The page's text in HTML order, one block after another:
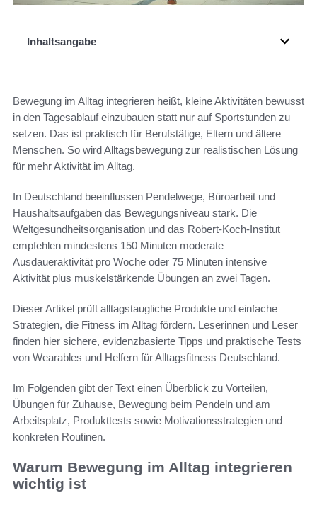
Inhaltsangabe
Bewegung im Alltag integrieren heißt, kleine Aktivitäten bewusst
in den Tagesablauf einzubauen statt nur auf Sportstunden zu
setzen. Das ist praktisch für Berufstätige, Eltern und ältere
Menschen. So wird Alltagsbewegung zur realistischen Lösung
für mehr Aktivität im Alltag.
In Deutschland beeinflussen Pendelwege, Büroarbeit und
Haushaltsaufgaben das Bewegungsniveau stark. Die
Weltgesundheitsorganisation und das Robert-Koch-Institut
empfehlen mindestens 150 Minuten moderate
Ausdaueraktivität pro Woche oder 75 Minuten intensive
Aktivität plus muskelstärkende Übungen an zwei Tagen.
Dieser Artikel prüft alltagstaugliche Produkte und einfache
Strategien, die Fitness im Alltag fördern. Leserinnen und Leser
finden hier sichere, evidenzbasierte Tipps und praktische Tests
von Wearables und Helfern für Alltagsfitness Deutschland.
Im Folgenden gibt der Text einen Überblick zu Vorteilen,
Übungen für Zuhause, Bewegung beim Pendeln und am
Arbeitsplatz, Produkttests sowie Motivationsstrategien und
konkreten Routinen.
Warum Bewegung im Alltag integrieren
wichtig ist